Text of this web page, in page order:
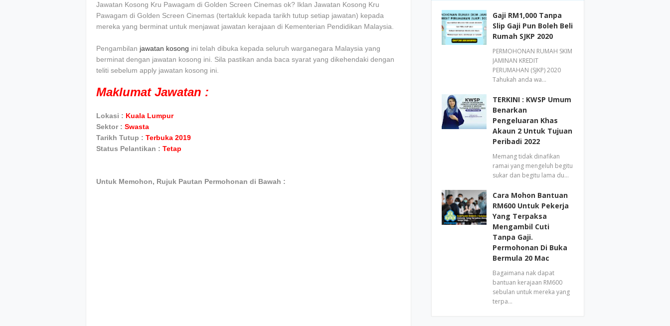
Jawatan Kosong Kru Pawagam di Golden Screen Cinemas ok? Iklan Jawatan Kosong Kru
Pawagam di Golden Screen Cinemas (tertakluk kepada tarikh tutup setiap jawatan) kepada
mereka yang berminat untuk menjawat jawatan kerajaan di Kementerian Pendidikan Malaysia.
Pengambilan jawatan kosong ini telah dibuka kepada seluruh warganegara Malaysia yang
berminat dengan jawatan kosong ini. Sila pastikan anda baca syarat yang dikehendaki dengan
teliti sebelum apply jawatan kosong ini.
Maklumat Jawatan :
Lokasi : Kuala Lumpur
Sektor : Swasta
Tarikh Tutup : Terbuka 2019
Status Pelantikan : Tetap
Untuk Memohon, Rujuk Pautan Permohonan di Bawah :
Gaji RM1,000 Tanpa
Slip Gaji Pun Boleh Beli
Rumah SJKP 2020
PERMOHONAN RUMAH SKIM
JAMINAN KREDIT
PERUMAHAN (SJKP) 2020
Tahukah anda wa…
TERKINI : KWSP Umum
Benarkan
Pengeluaran Khas
Akaun 2 Untuk Tujuan
Peribadi 2022
Memang tidak dinafikan
ramai yang mengeluh begitu
sukar dan begitu lama du…
Cara Mohon Bantuan
RM600 Untuk Pekerja
Yang Terpaksa
Mengambil Cuti
Tanpa Gaji.
Permohonan Di Buka
Bermula 20 Mac
Bagaimana nak dapat
bantuan kerajaan RM600
sebulan untuk mereka yang
terpa…